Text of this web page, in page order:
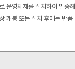
운영체제를 설치하여 발송
개봉 또는 설치 후에는 반